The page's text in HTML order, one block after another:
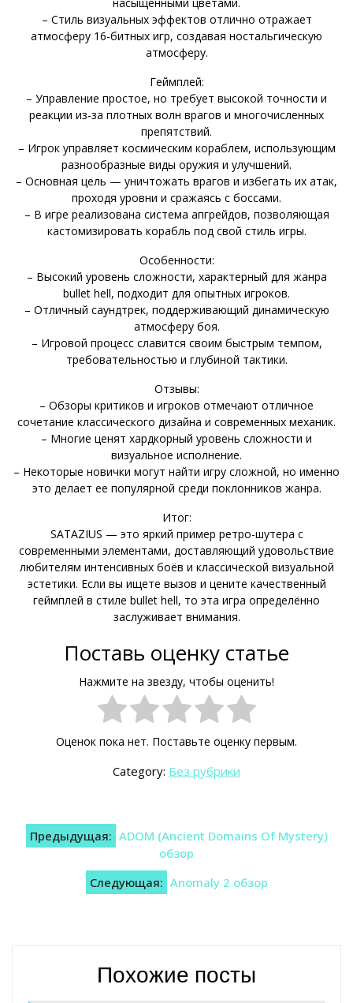
– Стиль визуальных эффектов отлично отражает
атмосферу 16-битных игр, создавая ностальгическую
атмосферу.
Геймплей:
– Управление простое, но требует высокой точности и
реакции из-за плотных волн врагов и многочисленных
препятствий.
– Игрок управляет космическим кораблем, использующим
разнообразные виды оружия и улучшений.
– Основная цель — уничтожать врагов и избегать их атак,
проходя уровни и сражаясь с боссами.
– В игре реализована система апгрейдов, позволяющая
кастомизировать корабль под свой стиль игры.
Особенности:
– Высокий уровень сложности, характерный для жанра
bullet hell, подходит для опытных игроков.
– Отличный саундтрек, поддерживающий динамическую
атмосферу боя.
– Игровой процесс славится своим быстрым темпом,
требовательностью и глубиной тактики.
Отзывы:
– Обзоры критиков и игроков отмечают отличное
сочетание классического дизайна и современных механик.
– Многие ценят хардкорный уровень сложности и
визуальное исполнение.
– Некоторые новички могут найти игру сложной, но именно
это делает ее популярной среди поклонников жанра.
Итог:
SATAZIUS — это яркий пример ретро-шутера с
современными элементами, доставляющий удовольствие
любителям интенсивных боёв и классической визуальной
эстетики. Если вы ищете вызов и цените качественный
геймплей в стиле bullet hell, то эта игра определённо
заслуживает внимания.
Поставь оценку статье
Нажмите на звезду, чтобы оценить!
Оценок пока нет. Поставьте оценку первым.
Category: Без рубрики
Навигация
по
записям
Предыдущая: ADOM (Ancient Domains Of Mystery)
обзор
Следующая: Anomaly 2 обзор
Похожие посты